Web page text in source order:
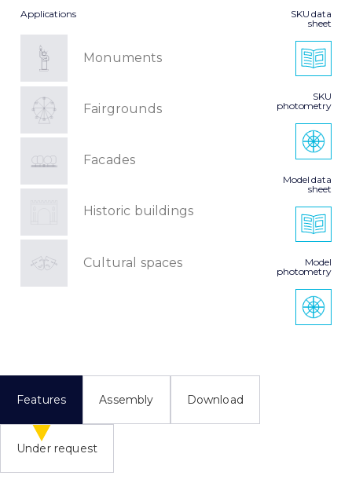
Applications
Monuments
Fairgrounds
Facades
Historic buildings
Cultural spaces
SKU data
sheet
SKU
photometry
Model data
sheet
Model
photometry
Features Assembly Download
Under request